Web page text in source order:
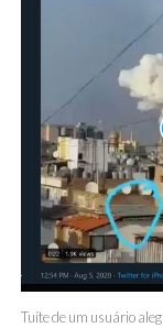
Tuíte de um usuário